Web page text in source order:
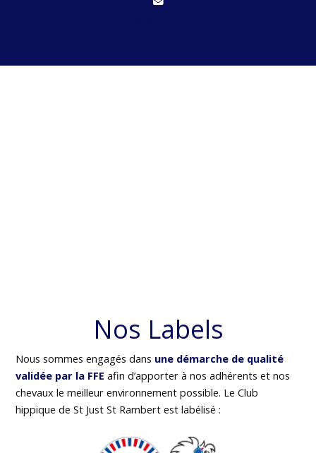
Nos Labels
Nous sommes engagés dans une démarche de qualité
validée par la FFE afin d’apporter à nos adhérents et nos
chevaux le meilleur environnement possible. Le Club
hippique de St Just St Rambert est labélisé :